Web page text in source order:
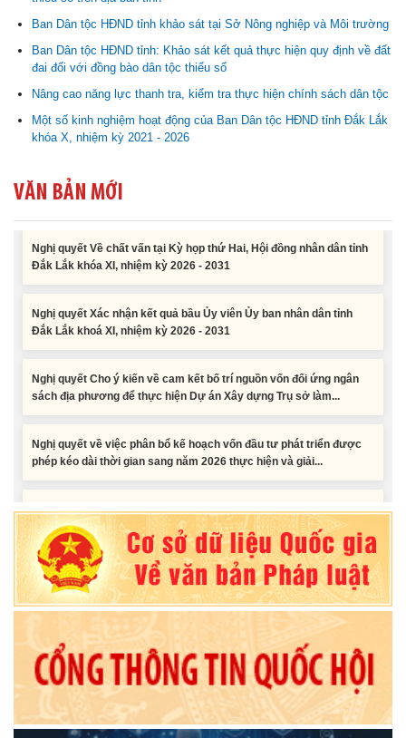
Ban Dân tộc HĐND tỉnh khảo sát tại Sở Nông nghiệp và Môi trường
Ban Dân tộc HĐND tỉnh: Khảo sát kết quả thực hiện quy định về đất
đai đối với đồng bào dân tộc thiểu số
Nâng cao năng lực thanh tra, kiểm tra thực hiện chính sách dân tộc
Một số kinh nghiệm hoạt động của Ban Dân tộc HĐND tỉnh Đắk Lắk
khóa X, nhiệm kỳ 2021 - 2026
VĂN BẢN MỚI
Nghị quyết Cho ý kiến về cam kết bố trí nguồn vốn đối ứng ngân
phép kéo dài thời gian sang năm 2026 thực hiện và giải...
Nghị quyết Về chất vấn tại Kỳ họp thứ Hai, Hội đồng nhân dân tỉnh
Đắk Lắk khóa XI, nhiệm kỳ 2026 - 2031
Nghị quyết Xác nhận kết quả bầu Ủy viên Ủy ban nhân dân tỉnh
Đắk Lắk khoá XI, nhiệm kỳ 2026 - 2031
Tiểu phẩm audio spot Tiếng Ê đê - TP25